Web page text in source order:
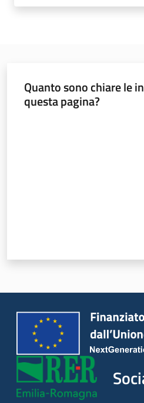
Piani Programmi
Progetti
Quanto sono chiare le
questa pagina?